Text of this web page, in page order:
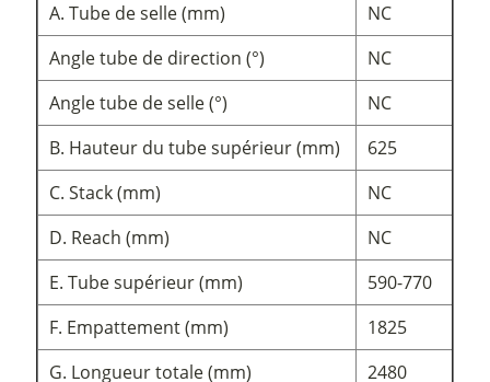
A. Tube de selle (mm)
NC
Angle tube de direction (°)
NC
Angle tube de selle (°)
NC
B. Hauteur du tube supérieur (mm)
625
C. Stack (mm)
NC
D. Reach (mm)
NC
E. Tube supérieur (mm)
590-770
F. Empattement (mm)
1825
G. Longueur totale (mm)
2480